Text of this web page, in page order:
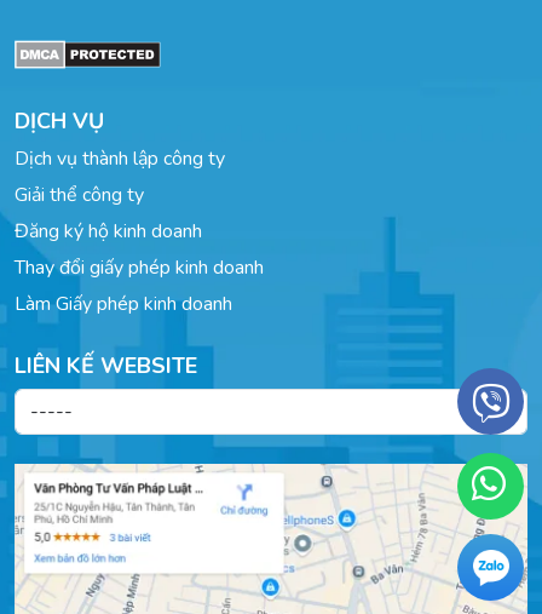
DỊCH VỤ
Dịch vụ thành lập công ty
Giải thể công ty
Đăng ký hộ kinh doanh
Thay đổi giấy phép kinh doanh
Làm Giấy phép kinh doanh
LIÊN KẾ WEBSITE